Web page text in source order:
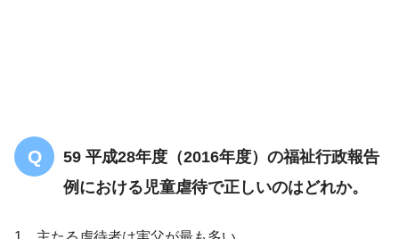
59 平成28年度（2016年度）の福祉行政報告
例における児童虐待で正しいのはどれか。